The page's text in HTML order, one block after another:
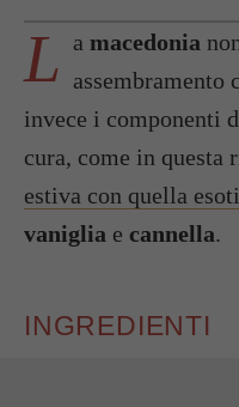
L a macedonia
assembramento
invece i componenti
cura, come in questa
estiva con quella
vaniglia e cannella.
INGREDIENTI